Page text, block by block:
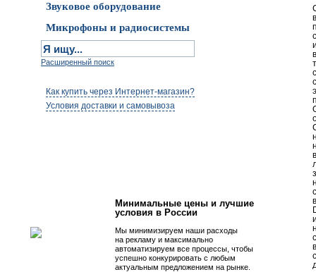
Звуковое оборудование
Микрофоны и радиосистемы
Расширенный поиск
Как купить через Интернет-магазин?
Условия доставки и самовывоза
Минимальные цены и лучшие
условия в России
Мы минимизируем наши расходы
на рекламу и максимально
автоматизируем все процессы, чтобы
успешно конкурировать с любым
актуальным предложением на рынке.